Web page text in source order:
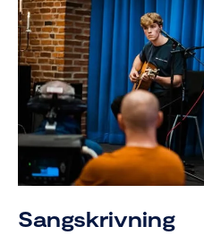
Sangskrivning